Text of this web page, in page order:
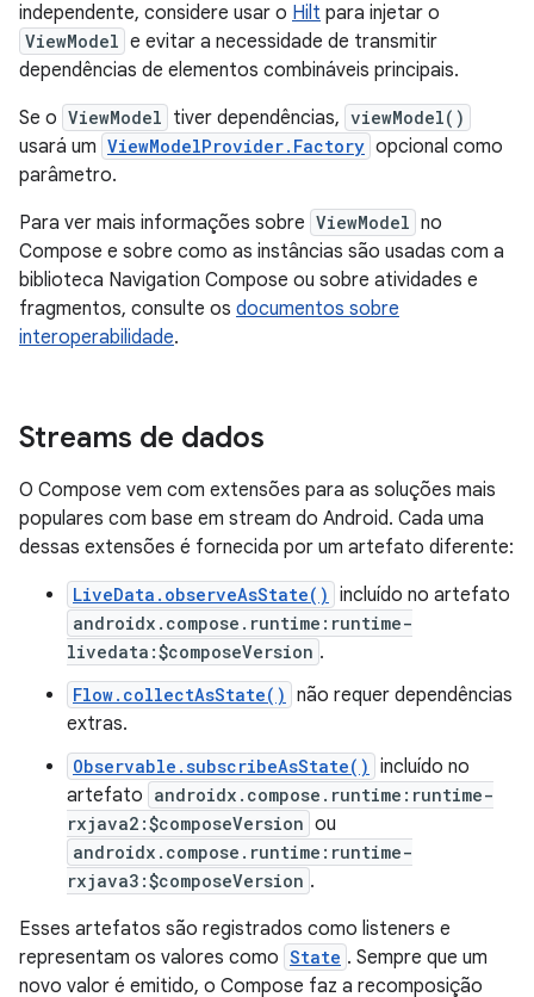
independente, considere usar o Hilt para injetar o
ViewModel e evitar a necessidade de transmitir
dependências de elementos combináveis principais.
Se o ViewModel tiver dependências, viewModel()
usará um ViewModelProvider.Factory opcional como
parâmetro.
Para ver mais informações sobre ViewModel no
Compose e sobre como as instâncias são usadas com a
biblioteca Navigation Compose ou sobre atividades e
fragmentos, consulte os documentos sobre
interoperabilidade.
Streams de dados
O Compose vem com extensões para as soluções mais
populares com base em stream do Android. Cada uma
dessas extensões é fornecida por um artefato diferente:
LiveData.observeAsState() incluído no artefato
androidx.compose.runtime:runtime-
livedata:$composeVersion .
Flow.collectAsState() não requer dependências
extras.
Observable.subscribeAsState() incluído no
artefato androidx.compose.runtime:runtime-
rxjava2:$composeVersion ou
androidx.compose.runtime:runtime-
rxjava3:$composeVersion .
Esses artefatos são registrados como listeners e
representam os valores como State . Sempre que um
novo valor é emitido, o Compose faz a recomposição